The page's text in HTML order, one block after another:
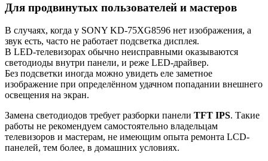
Для продвинутых пользователей и мастеров
В случаях, когда у SONY KD-75XG8596 нет изображения, а
звук есть, часто не работает подсветка дисплея.
В LED-телевизорах обычно неисправными оказываются
светодиоды внутри панели, и реже LED-драйвер.
Без подсветки иногда можно увидеть еле заметное
изображение при определённом удачном попадании внешнего
освещения на экран.
Замена светодиодов требует разборки панели TFT IPS. Такие
работы не рекомендуем самостоятельно владельцам
телевизоров и мастерам, не имеющим опыта ремонта LCD-
панелей, тем более, в домашних условиях.